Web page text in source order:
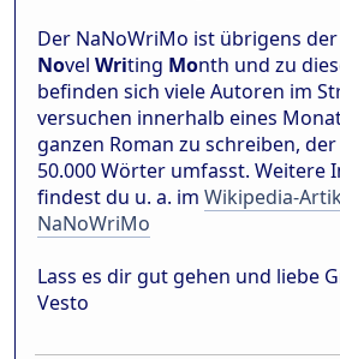
Der NaNoWriMo ist übrigens der
Novel Writing Month und zu
befinden sich viele Autoren im
versuchen innerhalb eines
ganzen Roman zu schreiben,
50.000 Wörter umfasst. Weitere
findest du u. a. im Wikipedia-
NaNoWriMo
Lass es dir gut gehen und liebe
Vesto